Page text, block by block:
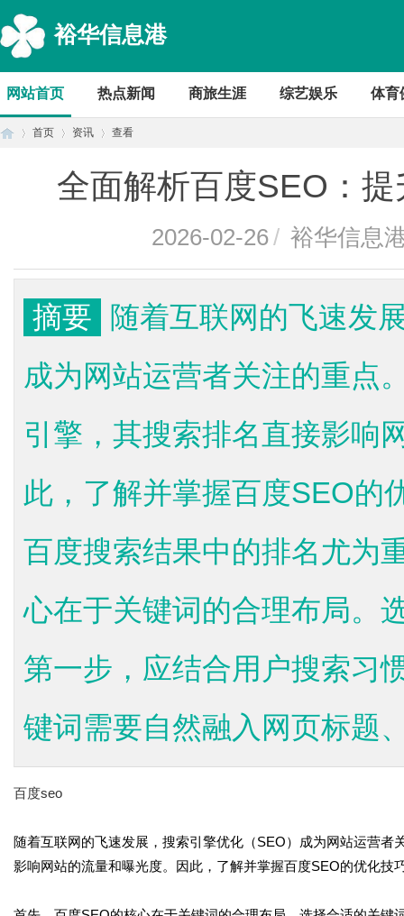
裕华信息港
网站首页 热点新闻 商旅生涯 综艺娱乐 体育
首页 资讯 查看
全面解析百度SEO：
2026-02-26/ 裕华信息
摘要
随着互联网的飞速发
成为网站运营者关注的重点
引擎，其搜索排名直接影响
此，了解并掌握百度SEO的
百度搜索结果中的排名尤为
心在于关键词的合理布局。
第一步，应结合用户搜索习
键词需要自然融入网页标题
百度seo
随着互联网的飞速发展，搜索引擎优化（SEO）成为网站运营
影响网站的流量和曝光度。因此，了解并掌握百度SEO的优化